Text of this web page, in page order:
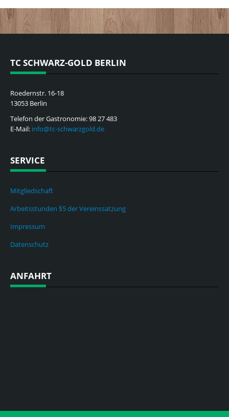
Elternsprecher
EVENTS & TERMINE
GASTRONOMIE
TC SCHWARZ-GOLD BERLIN
Roedernstr. 16-18
13053 Berlin
Telefon der Gastronomie: 98 27 483
E-Mail: info@tc-schwarzgold.de
SERVICE
Mitgliedschaft
Arbeitsstunden §5 der Vereinssatzung
Impressum
Datenschutz
ANFAHRT